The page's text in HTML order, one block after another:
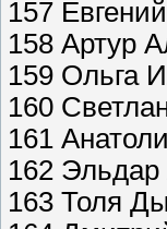
157
158 Артур
159 Ольга
160
161
162 Эльдар
163 Толя